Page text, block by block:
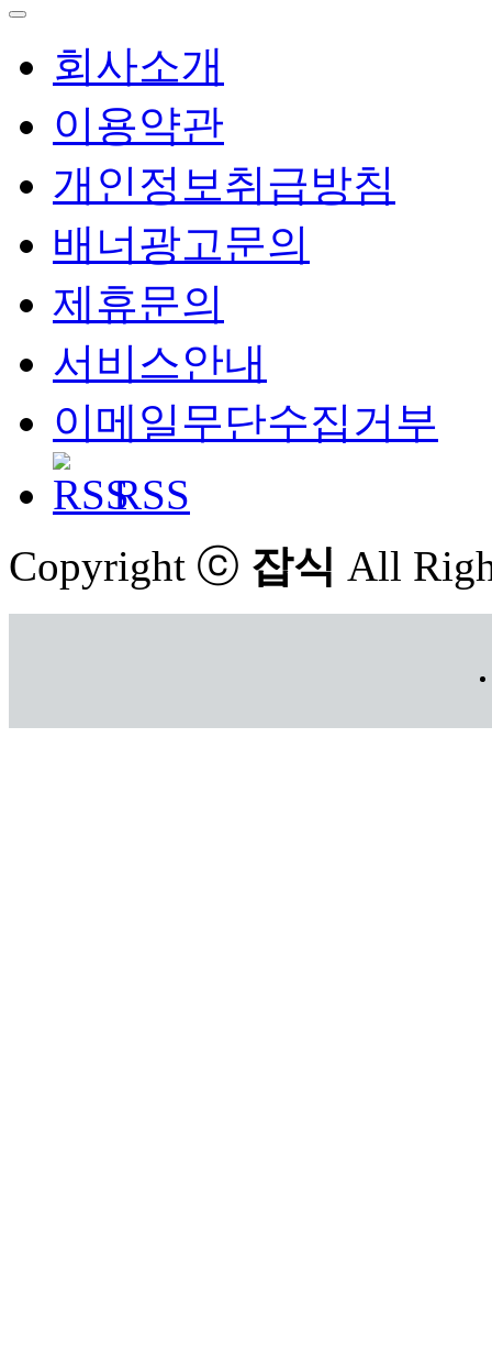
회사소개
이용약관
개인정보취급방침
배너광고문의
제휴문의
서비스안내
이메일무단수집거부
RSS
Copyright ⓒ 잡식 All